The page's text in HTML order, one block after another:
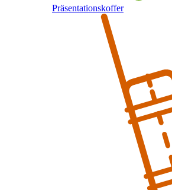
Präsentationskoffer